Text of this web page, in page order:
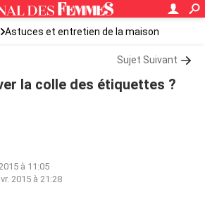
Astuces et entretien de la maison
Sujet Suivant
la colle des étiquettes ?
à 11:05
2015 à 21:28